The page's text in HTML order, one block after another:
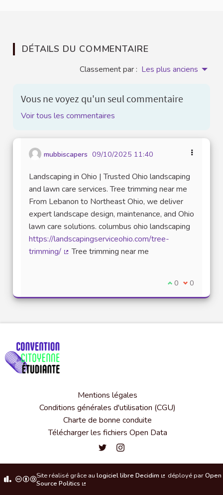
DÉTAILS DU COMMENTAIRE
Classement par : Les plus anciens
Vous ne voyez qu'un seul commentaire
Voir tous les commentaires
mubbiscapers 09/10/2025 11:40
Landscaping in Ohio | Trusted Ohio landscaping
and lawn care services. Tree trimming near me
From Lebanon to Northeast Ohio, we deliver
expert landscape design, maintenance, and Ohio
lawn care solutions. columbus ohio landscaping
https://landscapingserviceohio.com/tree-
trimming/
Tree trimming near me
Je suis d'accord
0 Je ne suis
0
Mentions légales
Conditions générales d'utilisation (CGU)
Charte de bonne conduite
Télécharger les fichiers Open Data
Convention citoyenne étudiante
Convention citoyenne
Site réalisé grâce au logiciel libre Decidim
(Lien externe)
déployé parOpen
Source Politics